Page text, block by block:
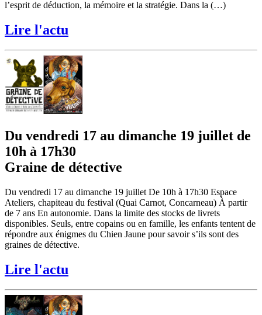
l’esprit de déduction, la mémoire et la stratégie. Dans la (…)
Lire l'actu
Du vendredi 17 au dimanche 19 juillet de
10h à 17h30
Graine de détective
Du vendredi 17 au dimanche 19 juillet De 10h à 17h30 Espace
Ateliers, chapiteau du festival (Quai Carnot, Concarneau) À partir
de 7 ans En autonomie. Dans la limite des stocks de livrets
disponibles. Seuls, entre copains ou en famille, les enfants tentent de
répondre aux énigmes du Chien Jaune pour savoir s’ils sont des
graines de détective.
Lire l'actu